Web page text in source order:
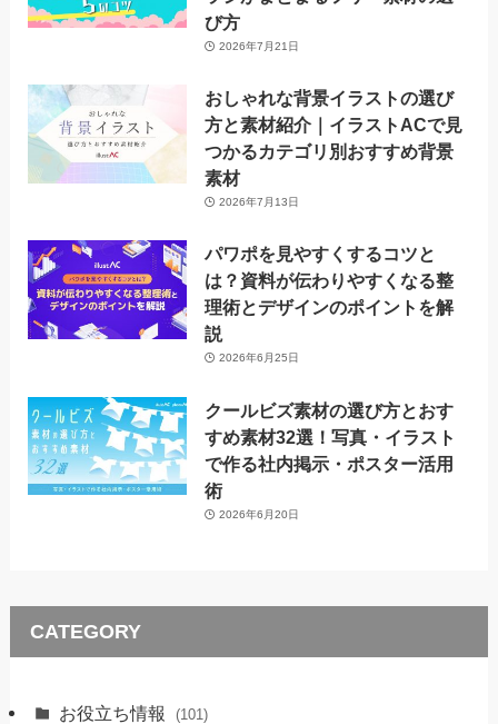
び方
2026年7月21日
おしゃれな背景イラストの選び
方と素材紹介｜イラストACで見
つかるカテゴリ別おすすめ背景
素材
2026年7月13日
パワポを見やすくするコツと
は？資料が伝わりやすくなる整
理術とデザインのポイントを解
説
2026年6月25日
クールビズ素材の選び方とおす
すめ素材32選！写真・イラスト
で作る社内掲示・ポスター活用
術
2026年6月20日
CATEGORY
お役立ち情報 (101)